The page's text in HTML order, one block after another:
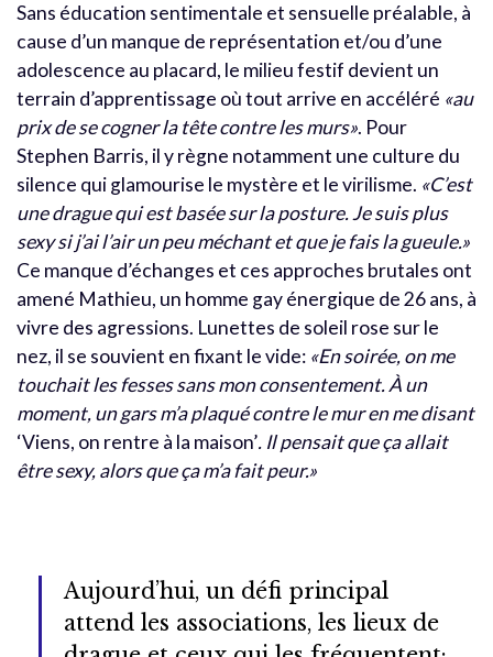
Sans éducation sentimentale et sensuelle préalable, à
cause d’un manque de représentation et/ou d’une
adolescence au placard, le milieu festif devient un
terrain d’apprentissage où tout arrive en accéléré «au
prix de se cogner la tête contre les murs». Pour
Stephen Barris, il y règne notamment une culture du
silence qui glamourise le mystère et le virilisme. «C’est
une drague qui est basée sur la posture. Je suis plus
sexy si j’ai l’air un peu méchant et que je fais la gueule.»
Ce manque d’échanges et ces approches brutales ont
amené Mathieu, un homme gay énergique de 26 ans, à
vivre des agressions. Lunettes de soleil rose sur le
nez, il se souvient en fixant le vide: «En soirée, on me
touchait les fesses sans mon consentement. À un
moment, un gars m’a plaqué contre le mur en me disant
‘Viens, on rentre à la maison’. Il pensait que ça allait
être sexy, alors que ça m’a fait peur.»
Aujourd’hui, un défi principal
attend les associations, les lieux de